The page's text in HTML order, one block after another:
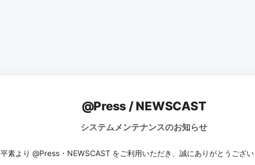
@Press / NEWSCAST
システムメンテナンスのお知らせ
平素より @Press・NEWSCAST をご利用いただき、誠にありがとうござい